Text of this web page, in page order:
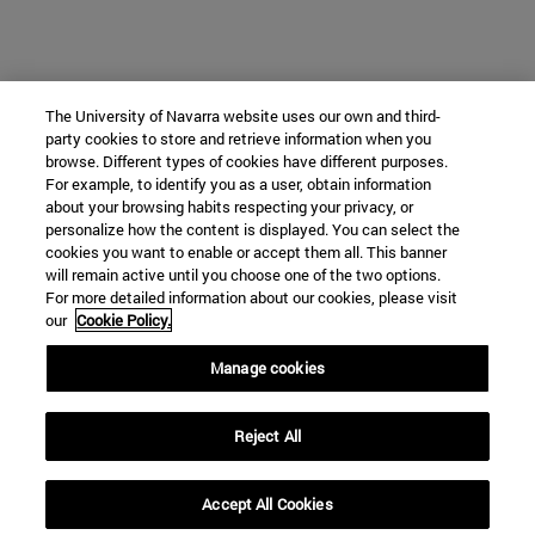
The University of Navarra website uses our own and third-
party cookies to store and retrieve information when you
browse. Different types of cookies have different purposes.
For example, to identify you as a user, obtain information
about your browsing habits respecting your privacy, or
personalize how the content is displayed. You can select the
cookies you want to enable or accept them all. This banner
will remain active until you choose one of the two options.
For more detailed information about our cookies, please visit
our Cookie Policy.
Manage cookies
Reject All
Accept All Cookies